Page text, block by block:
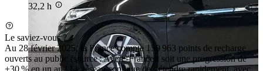
32,2 h
Le saviez-vous ?
Au 28 février 2025, la France compte 159 963 points de recharge
ouverts au public (source : Avere-France), soit une progression de
+30 % en un an ! Le réseau continue de s'étendre rapidement, avec